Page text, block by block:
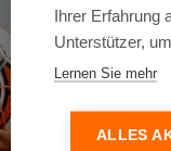
Ihrer Erfahrung
Unterstützer,
Lernen Sie mehr
ALLES